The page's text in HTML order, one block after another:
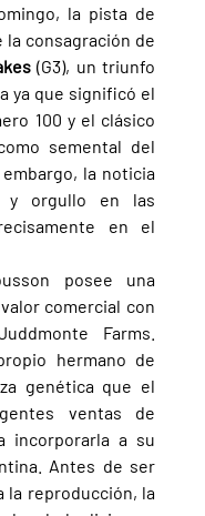
(G3), un triunfo
ya que significó el
100 y el clásico
semental del
embargo, la noticia
y orgullo en las
posee una
comercial con
Farms.
genética que el
incorporarla a su
Antes de ser
la reproducción, la